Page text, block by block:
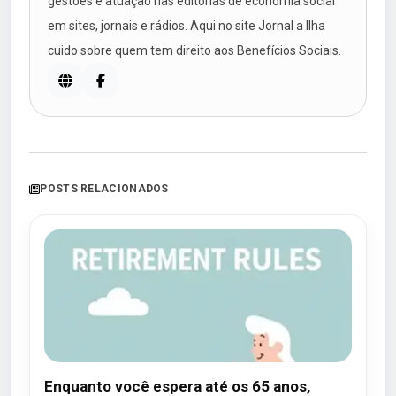
em sites, jornais e rádios. Aqui no site Jornal a Ilha
cuido sobre quem tem direito aos Benefícios Sociais.
POSTS RELACIONADOS
Enquanto você espera até os 65 anos,